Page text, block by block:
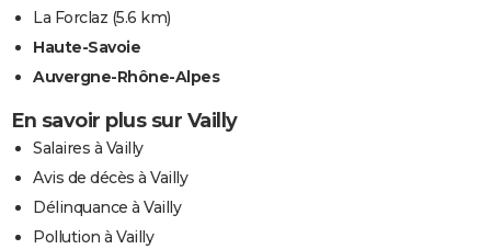
La Forclaz (5.6 km)
Haute-Savoie
Auvergne-Rhône-Alpes
En savoir plus sur Vailly
Salaires à Vailly
Avis de décès à Vailly
Délinquance à Vailly
Pollution à Vailly